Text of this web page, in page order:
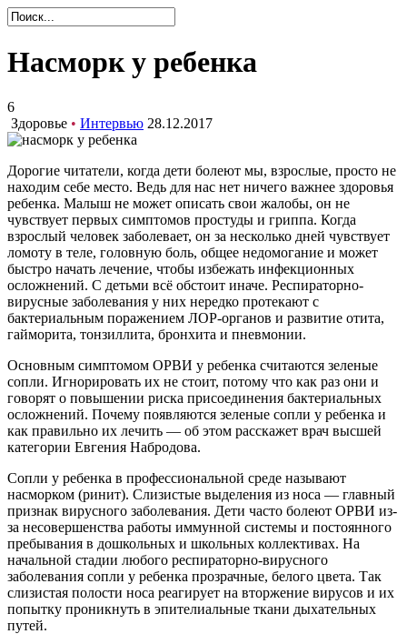
Насморк у ребенка
6
Здоровье • Интервью 28.12.2017
Дорогие читатели, когда дети болеют мы, взрослые, просто не
находим себе место. Ведь для нас нет ничего важнее здоровья
ребенка. Малыш не может описать свои жалобы, он не
чувствует первых симптомов простуды и гриппа. Когда
взрослый человек заболевает, он за несколько дней чувствует
ломоту в теле, головную боль, общее недомогание и может
быстро начать лечение, чтобы избежать инфекционных
осложнений. С детьми всё обстоит иначе. Респираторно-
вирусные заболевания у них нередко протекают с
бактериальным поражением ЛОР-органов и развитие отита,
гайморита, тонзиллита, бронхита и пневмонии.
Основным симптомом ОРВИ у ребенка считаются зеленые
сопли. Игнорировать их не стоит, потому что как раз они и
говорят о повышении риска присоединения бактериальных
осложнений. Почему появляются зеленые сопли у ребенка и
как правильно их лечить — об этом расскажет врач высшей
категории Евгения Набродова.
Сопли у ребенка в профессиональной среде называют
насморком (ринит). Слизистые выделения из носа — главный
признак вирусного заболевания. Дети часто болеют ОРВИ из-
за несовершенства работы иммунной системы и постоянного
пребывания в дошкольных и школьных коллективах. На
начальной стадии любого респираторно-вирусного
заболевания сопли у ребенка прозрачные, белого цвета. Так
слизистая полости носа реагирует на вторжение вирусов и их
попытку проникнуть в эпителиальные ткани дыхательных
путей.